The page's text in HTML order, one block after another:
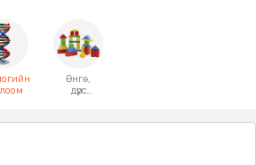
Өнгө,
дүрс